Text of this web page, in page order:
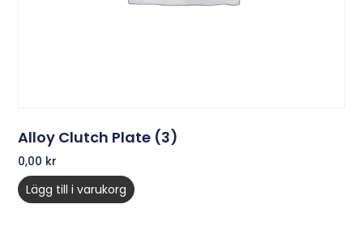
Alloy Clutch Plate (3)
0,00 kr
Lägg till i varukorg